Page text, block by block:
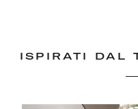
ISPIRATI DAL